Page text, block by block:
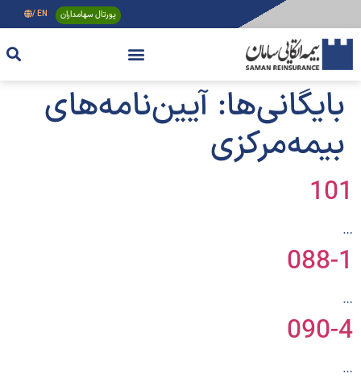
پورتال سهامداران EN /
بایگانی‌ها: آیین‌نامه‌های
بیمه‌مرکزی
101
…
088-1
…
090-4
…